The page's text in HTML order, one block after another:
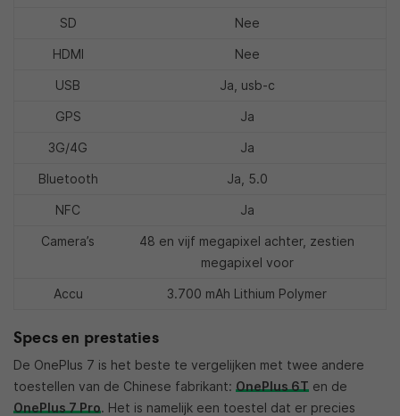
SD Nee
HDMI Nee
USB Ja, usb-c
GPS Ja
3G/4G Ja
Bluetooth Ja, 5.0
NFC Ja
Camera’s
48 en vijf megapixel achter, zestien
megapixel voor
Accu 3.700 mAh Lithium Polymer
Specs en prestaties
De OnePlus 7 is het beste te vergelijken met twee andere
toestellen van de Chinese fabrikant: OnePlus 6T en de
OnePlus 7 Pro. Het is namelijk een toestel dat er precies